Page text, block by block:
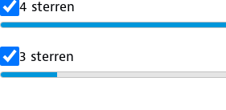
4 sterren
3 sterren